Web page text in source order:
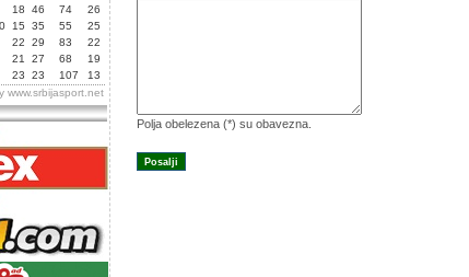
18 46 74
26
15 35 55
25
22 29 83
22
21 27 68
19
23 23 107
13
www.srbijasport.net
Polja obelezena (*) su obavezna.